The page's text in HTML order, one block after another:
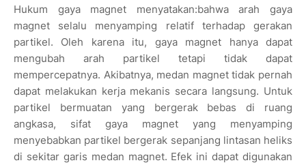
Hukum gaya magnet menyatakan:bahwa arah gaya
magnet selalu menyamping relatif terhadap gerakan
partikel. Oleh karena itu, gaya magnet hanya dapat
mengubah arah partikel tetapi tidak dapat
mempercepatnya. Akibatnya, medan magnet tidak pernah
dapat melakukan kerja mekanis secara langsung. Untuk
partikel bermuatan yang bergerak bebas di ruang
angkasa, sifat gaya magnet yang menyamping
menyebabkan partikel bergerak sepanjang lintasan heliks
di sekitar garis medan magnet. Efek ini dapat digunakan